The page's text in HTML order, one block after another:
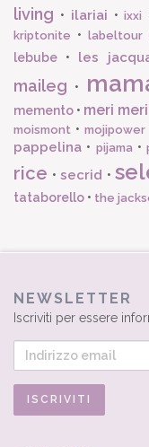
living • ilariai •ixxi
kriptonite •labeltour
lebube • les
maileg •
memento • meri meri
moismont • mojipower
pappelina • pijama •
rice •secrid •
tataborello • the
NEWSLETTER
Iscriviti per essere